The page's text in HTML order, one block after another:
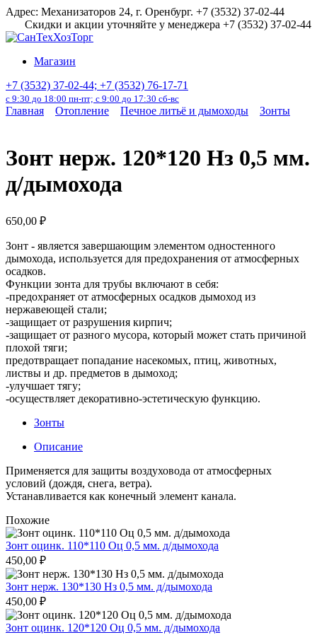
Перейти
содержанию
Адрес: Механизаторов 24, г. Оренбург. +7 (3532) 37-02-44
Скидки и акции уточняйте у менеджера +7 (3532) 37-02-44
Магазин
+7 (3532) 37-02-44; +7 (3532) 76-17-71
с 9:30 до 18:00 пн-пт; с 9:00 до 17:30 сб-вс
Главная Отопление Печное литьё и дымоходы Зонты
Зонт нерж. 120*120 Нз 0,5 мм.
д/дымохода
650,00 ₽
Зонт - является завершающим элементом одностенного
дымохода, используется для предохранения от атмосферных
осадков.
Функции зонта для трубы включают в себя:
-предохраняет от атмосферных осадков дымоход из
нержавеющей стали;
-защищает от разрушения кирпич;
-защищает от разного мусора, который может стать причиной
плохой тяги;
предотвращает попадание насекомых, птиц, животных,
листвы и др. предметов в дымоход;
-улучшает тягу;
-осуществляет декоративно-эстетическую функцию.
Зонты
Описание
Применяется для защиты воздуховода от атмосферных
условий (дождя, снега, ветра).
Устанавливается как конечный элемент канала.
Похожие
Зонт оцинк. 110*110 Оц 0,5 мм. д/дымохода
450,00 ₽
Зонт нерж. 130*130 Нз 0,5 мм. д/дымохода
450,00 ₽
Зонт оцинк. 120*120 Оц 0,5 мм. д/дымохода